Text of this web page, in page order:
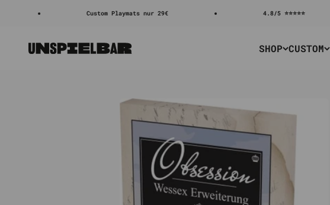
Custom Playmats nur 29€ 4.8/5 ⭐⭐⭐⭐⭐
SHOP CUSTOM
Unspielbar